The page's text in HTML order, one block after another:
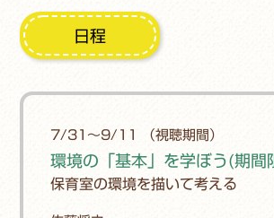
日程
7/31～9/11 （視聴期間）
環境の「基本」を学ぼう(期間
保育室の環境を描いて考える